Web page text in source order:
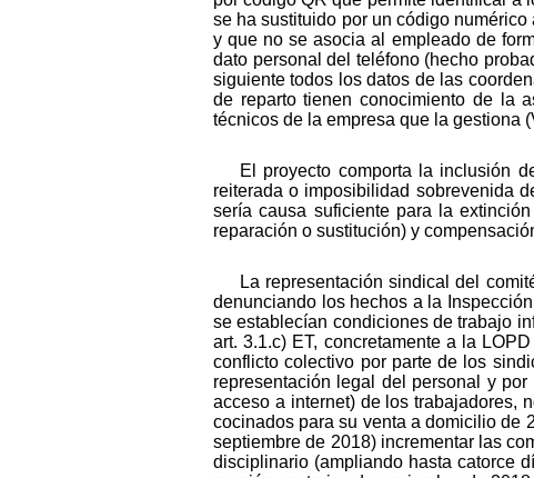
se ha sustituido por un código
y que no se asocia al empleado de
dato personal del teléfono (hecho
siguiente todos los datos de las
de reparto tienen conocimiento de la
técnicos de la empresa que la gestiona
El proyecto comporta la inclusión
reiterada o imposibilidad sobrevenida
sería causa suficiente para la
reparación o sustitución) y
La representación sindical del
denunciando los hechos a la
se establecían condiciones de trabajo
art. 3.1.c) ET, concretamente a la
conflicto colectivo por parte de los
representación legal del personal y
acceso a internet) de los trabajadores,
cocinados para su venta a domicilio de
septiembre de 2018) incrementar las
disciplinario (ampliando hasta catorce